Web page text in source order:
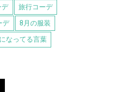
デ 旅行コーデ
デ 8月の服装
なってる言葉